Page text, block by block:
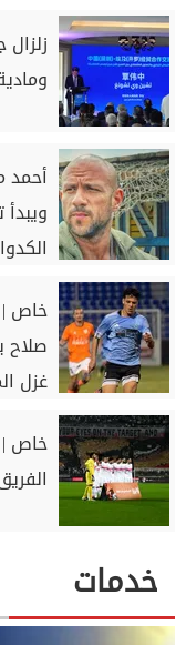
خاص
صلاح
غزل
خدمات